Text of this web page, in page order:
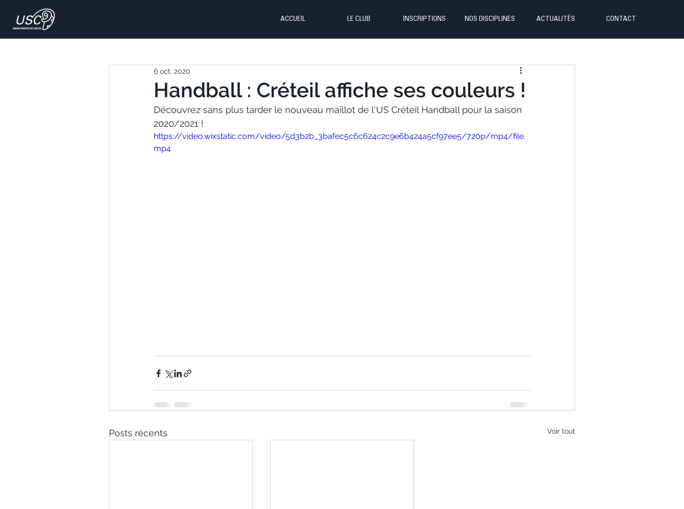
ACCUEIL LE CLUB INSCRIPTIONS NOS DISCIPLINES ACTUALITÉS CONTACT
Handball : Créteil affiche ses couleurs !
6 oct. 2020
Découvrez sans plus tarder le nouveau maillot de l'US Créteil Handball pour la saison
2020/2021 !
https://video.wixstatic.com/video/5d3b2b_3bafec5c6c624c2c9e6b424a5cf97ee5/720p/mp4/file.
mp4
Posts récents Voir tout